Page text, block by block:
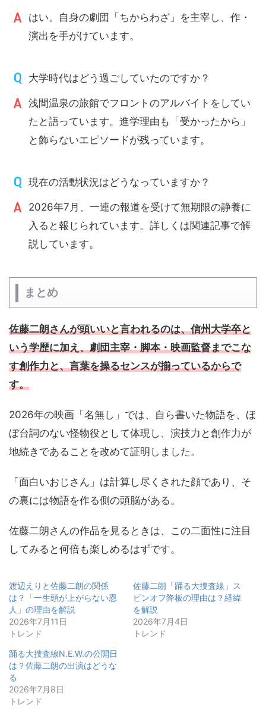
はい。自身の劇団「ちからわざ」を主宰し、作・
演出を手がけています。
大学時代はどう過ごしていたのですか？
浅間温泉の旅館でフロントのアルバイトをしてい
たと語っています。進学理由も「受かったから」
と飾らないエピソードが残っています。
現在の活動状況はどうなっていますか？
2026年7月、一連の報道を受けて無期限の静養に
入ると報じられています。詳しくは関連記事で解
説しています。
まとめ
佐藤二朗さんが頭いいと言われるのは、信州大学卒と
いう学歴に加え、劇団主宰・脚本・映画監督までこな
す創作力と、言葉を操るセンスが揃っているからで
す。
2026年の映画「名無し」では、自ら書いた物語を、ほ
ぼ台詞のない怪物役として体現し、演技力と創作力が
地続きであることを改めて証明しました。
「面白いおじさん」は計算し尽くされた顔であり、そ
の裏には物語を作る側の頭脳がある。
佐藤二朗さんの作品を見るときは、この二面性に注目
してみると何倍も楽しめるはずです。
渡辺えりと佐藤二朗の関係
は？「一生頭が上がらない恩
人」の理由を解説
2026年7月11日
トレンド
佐藤二朗「踊る大捜査線」ス
ピンオフ降板の理由は？経緯
を解説
2026年7月4日
トレンド
踊る大捜査線N.E.W.の公開日
は？佐藤二朗の出演はどうな
る
2026年7月8日
トレンド